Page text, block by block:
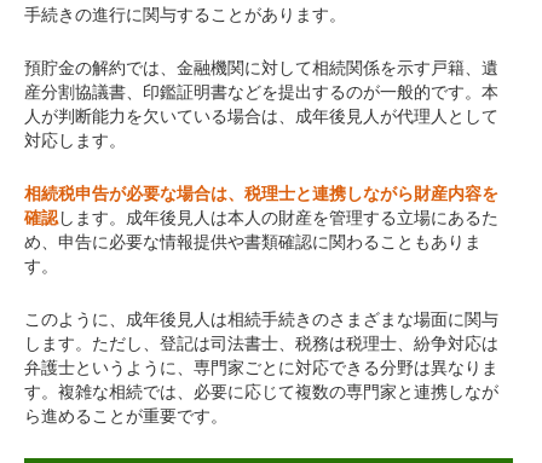
手続きの進行に関与することがあります。
預貯金の解約では、金融機関に対して相続関係を示す戸籍、遺
産分割協議書、印鑑証明書などを提出するのが一般的です。本
人が判断能力を欠いている場合は、成年後見人が代理人として
対応します。
相続税申告が必要な場合は、税理士と連携しながら財産内容を
確認 します。成年後見人は本人の財産を管理する立場にあるた
め、申告に必要な情報提供や書類確認に関わることもありま
す。
このように、成年後見人は相続手続きのさまざまな場面に関与
します。ただし、登記は司法書士、税務は税理士、紛争対応は
弁護士というように、専門家ごとに対応できる分野は異なりま
す。複雑な相続では、必要に応じて複数の専門家と連携しなが
ら進めることが重要です。